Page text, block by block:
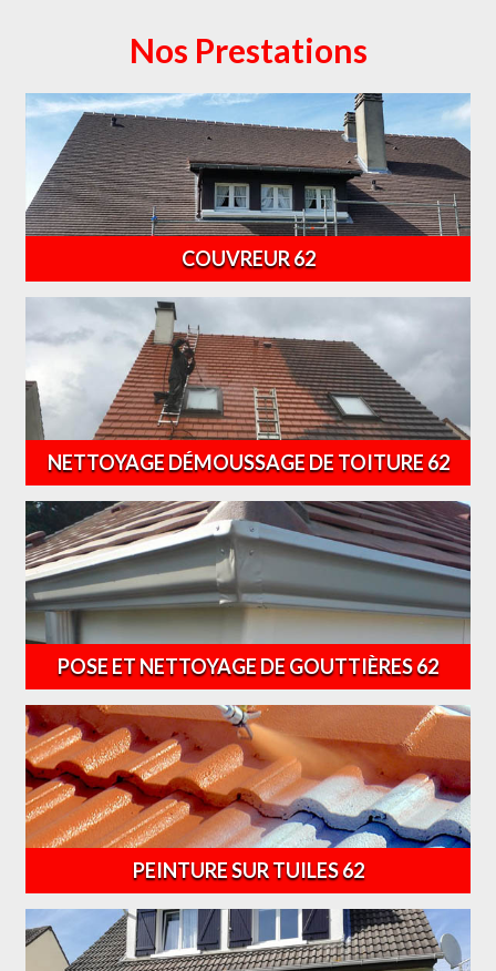
Nos Prestations
COUVREUR 62
NETTOYAGE DÉMOUSSAGE DE TOITURE 62
POSE ET NETTOYAGE DE GOUTTIÈRES 62
PEINTURE SUR TUILES 62